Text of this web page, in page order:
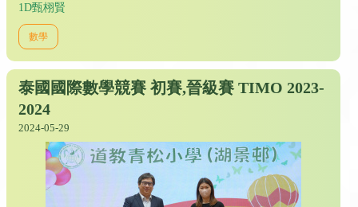
1D甄栩賢
數學
泰國國際數學競賽 初賽,晉級賽 TIMO 2023-
2024
2024-05-29